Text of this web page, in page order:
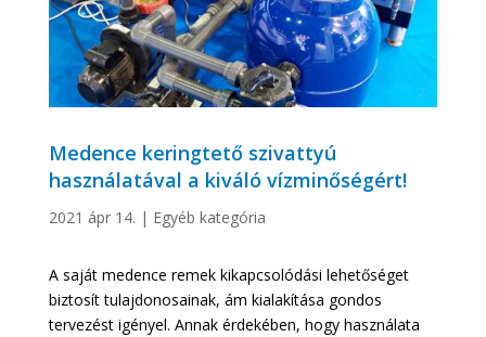
Medence keringtető szivattyú
használatával a kiváló vízminőségért!
2021 ápr 14. | Egyéb kategória
A saját medence remek kikapcsolódási lehetőséget
biztosít tulajdonosainak, ám kialakítása gondos
tervezést igényel. Annak érdekében, hogy használata